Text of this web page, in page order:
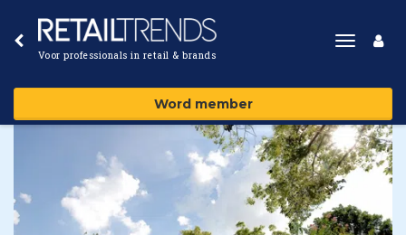
Voor professionals in retail & brands
Toggle
Word member